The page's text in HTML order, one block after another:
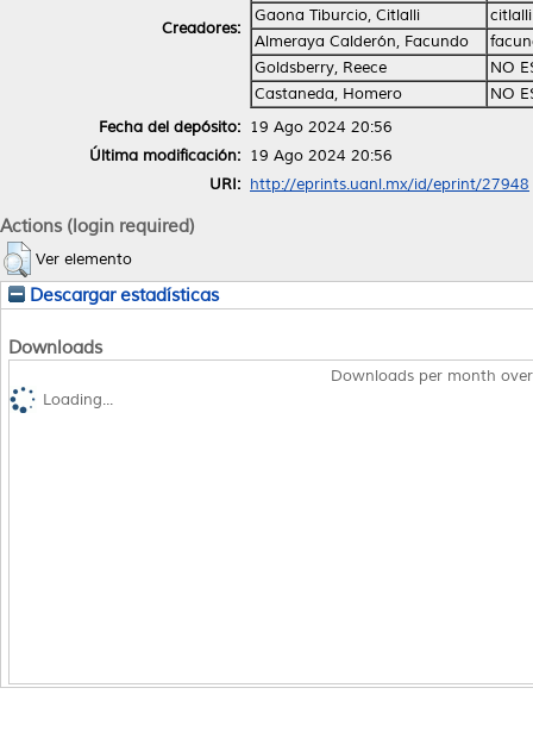
Creadores:
Gaona Tiburcio, Citlalli
Almeraya Calderón, Facundo
Goldsberry, Reece
NO
Castaneda, Homero
NO
Fecha del depósito: 19 Ago 2024 20:56
Última modificación: 19 Ago 2024 20:56
URI: http://eprints.uanl.mx/id/eprint/27948
Actions (login required)
Ver elemento
Descargar estadísticas
Downloads
Downloads per month
Loading...